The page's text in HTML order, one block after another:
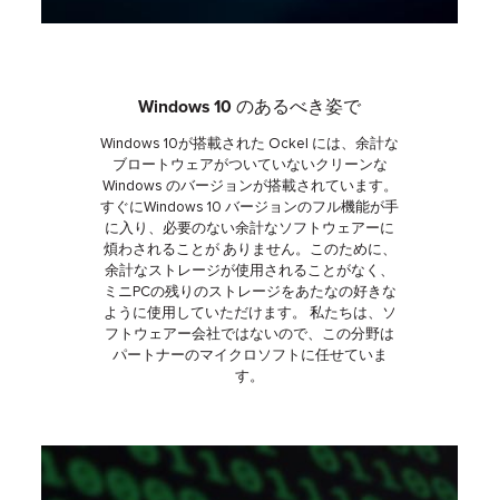
Windows 10 のあるべき姿で
Windows 10が搭載された Ockel には、余計な
ブロートウェアがついていないクリーンな
Windows のバージョンが搭載されています。
すぐにWindows 10 バージョンのフル機能が手
に入り、必要のない余計なソフトウェアーに
煩わされることが ありません。このために、
余計なストレージが使用されることがなく、
ミニPCの残りのストレージをあたなの好きな
ように使用していただけます。 私たちは、ソ
フトウェアー会社ではないので、この分野は
パートナーのマイクロソフトに任せていま
す。